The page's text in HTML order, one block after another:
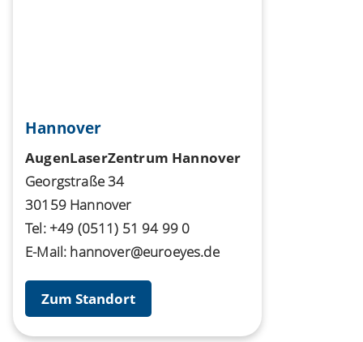
Hannover
AugenLaserZentrum Hannover
Georgstraße 34
30159 Hannover
Tel: +49 (0511) 51 94 99 0
E-Mail: hannover@euroeyes.de
Zum Standort